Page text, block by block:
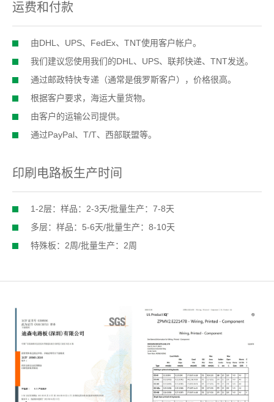
运费和付款
由DHL、UPS、FedEx、TNT使用客户帐户。
我们建议您使用我们的DHL、UPS、联邦快递、TNT发送。
通过邮政特快专递（通常是俄罗斯客户），价格很高。
根据客户要求，海运大量货物。
由客户的运输公司提供。
通过PayPal、T/T、西部联盟等。
印刷电路板生产时间
1-2层：样品：2-3天/批量生产：7-8天
多层：样品：5-6天/批量生产：8-10天
特殊板：2周/批量生产：2周